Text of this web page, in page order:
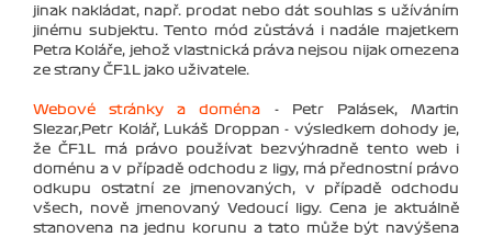
jinak nakládat, např. prodat nebo dát souhlas s užíváním
jinému subjektu. Tento mód zůstává i nadále majetkem
Petra Koláře, jehož vlastnická práva nejsou nijak omezena
ze strany ČF1L jako uživatele.
Webové stránky a doména - Petr Palásek, Martin
Slezar,Petr Kolář, Lukáš Droppan - výsledkem dohody je,
že ČF1L má právo používat bezvýhradně tento web i
doménu a v případě odchodu z ligy, má přednostní právo
odkupu ostatní ze jmenovaných, v případě odchodu
všech, nově jmenovaný Vedoucí ligy. Cena je aktuálně
stanovena na jednu korunu a tato může být navýšena